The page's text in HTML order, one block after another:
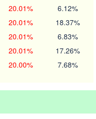
20.01% 6.12%
20.01% 18.37%
20.01% 6.83%
20.01% 17.26%
20.00% 7.68%